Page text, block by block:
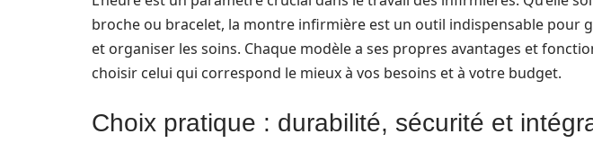
broche ou bracelet, la montre infirmière est un outil indispensable pour
et organiser les soins. Chaque modèle a ses propres avantages et
choisir celui qui correspond le mieux à vos besoins et à votre budget.
Choix pratique : durabilité, sécurité et